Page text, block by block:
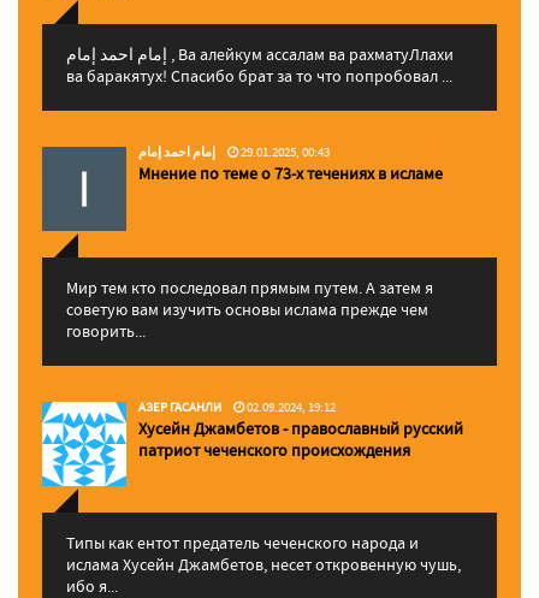
إمام احمد إمام , Ва алейкум ассалам ва рахматуЛлахи
ва баракятух! Спасибо брат за то что попробовал ...
إمام احمد إمام 29.01.2025, 00:43
Мнение по теме о 73-х течениях в исламе
Мир тем кто последовал прямым путем. А затем я
советую вам изучить основы ислама прежде чем
говорить...
АЗЕР ГАСАНЛИ 02.09.2024, 19:12
Хусейн Джамбетов - православный русский
патриот чеченского происхождения
Типы как ентот предатель чеченского народа и
ислама Хусейн Джамбетов, несет откровенную чушь,
ибо я...